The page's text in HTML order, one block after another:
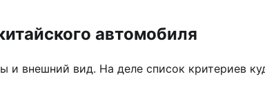
автомобиля
и внешний вид. На деле список критериев